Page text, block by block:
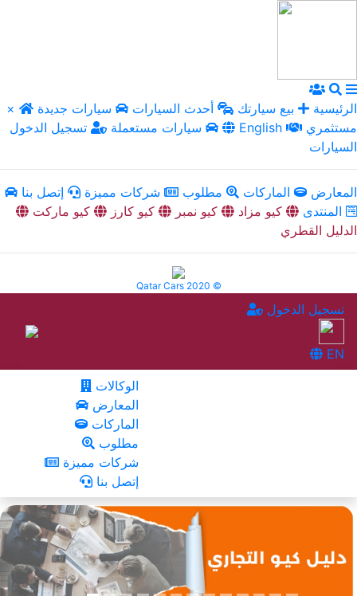
× الرئيسية بيع سيارتك أحدث السيارات
سيارات جديدة
سيارات مستعملة
تسجيل الدخول English
السيارات
المعارض الماركات مطلوب شركات مميزة
إتصل بنا
المنتدى
كيو مزاد كيو نمبر كيو كارز
كيو ماركت
الدليل القطري
Qatar Cars 2020 ©
تسجيل الدخول
EN
الوكالات
المعارض
الماركات
مطلوب
شركات مميزة
إتصل بنا